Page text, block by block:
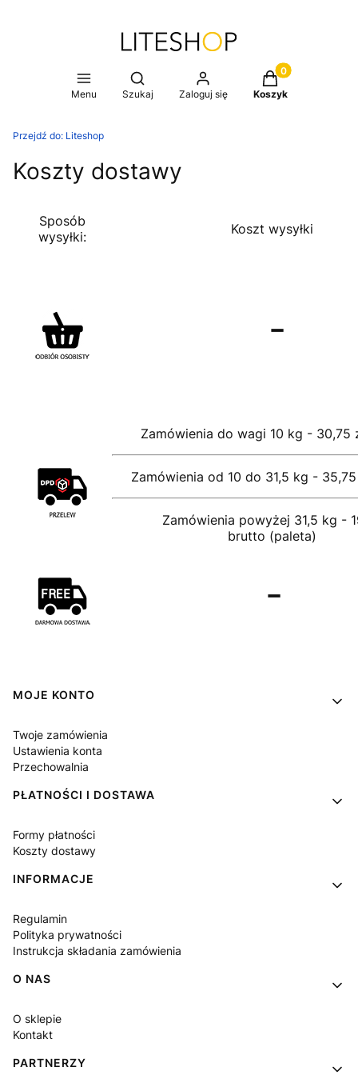
Menu
Otwórz wyszukiwarkę
Szukaj Zaloguj się
Produkty w
Koszyk
Przejdź do: Liteshop
Koszty dostawy
Sposób
wysyłki:
Koszt wysyłki
-
Zamówienia do wagi 10 kg - 30,75
Zamówienia od 10 do 31,5 kg -
Zamówienia powyżej 31,5 kg -
brutto (paleta)
-
Linki w stopce
MOJE KONTO
Twoje zamówienia
Ustawienia konta
Przechowalnia
PŁATNOŚCI I DOSTAWA
Formy płatności
Koszty dostawy
INFORMACJE
Regulamin
Polityka prywatności
Instrukcja składania zamówienia
O NAS
O sklepie
Kontakt
PARTNERZY